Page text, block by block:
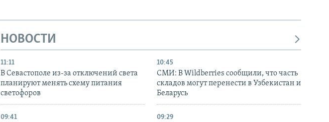
НОВОСТИ
11:11
В Севастополе из-за отключений света
планируют менять схему питания
светофоров
10:45
СМИ: В Wildberries сообщили, что часть
складов могут перенести в Узбекистан и
Беларусь
09:41 09:29